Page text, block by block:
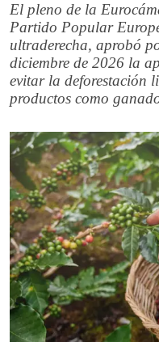
El pleno de la
Partido Popular
ultraderecha, aprobó
diciembre de 2026 la
evitar la deforestación
productos como